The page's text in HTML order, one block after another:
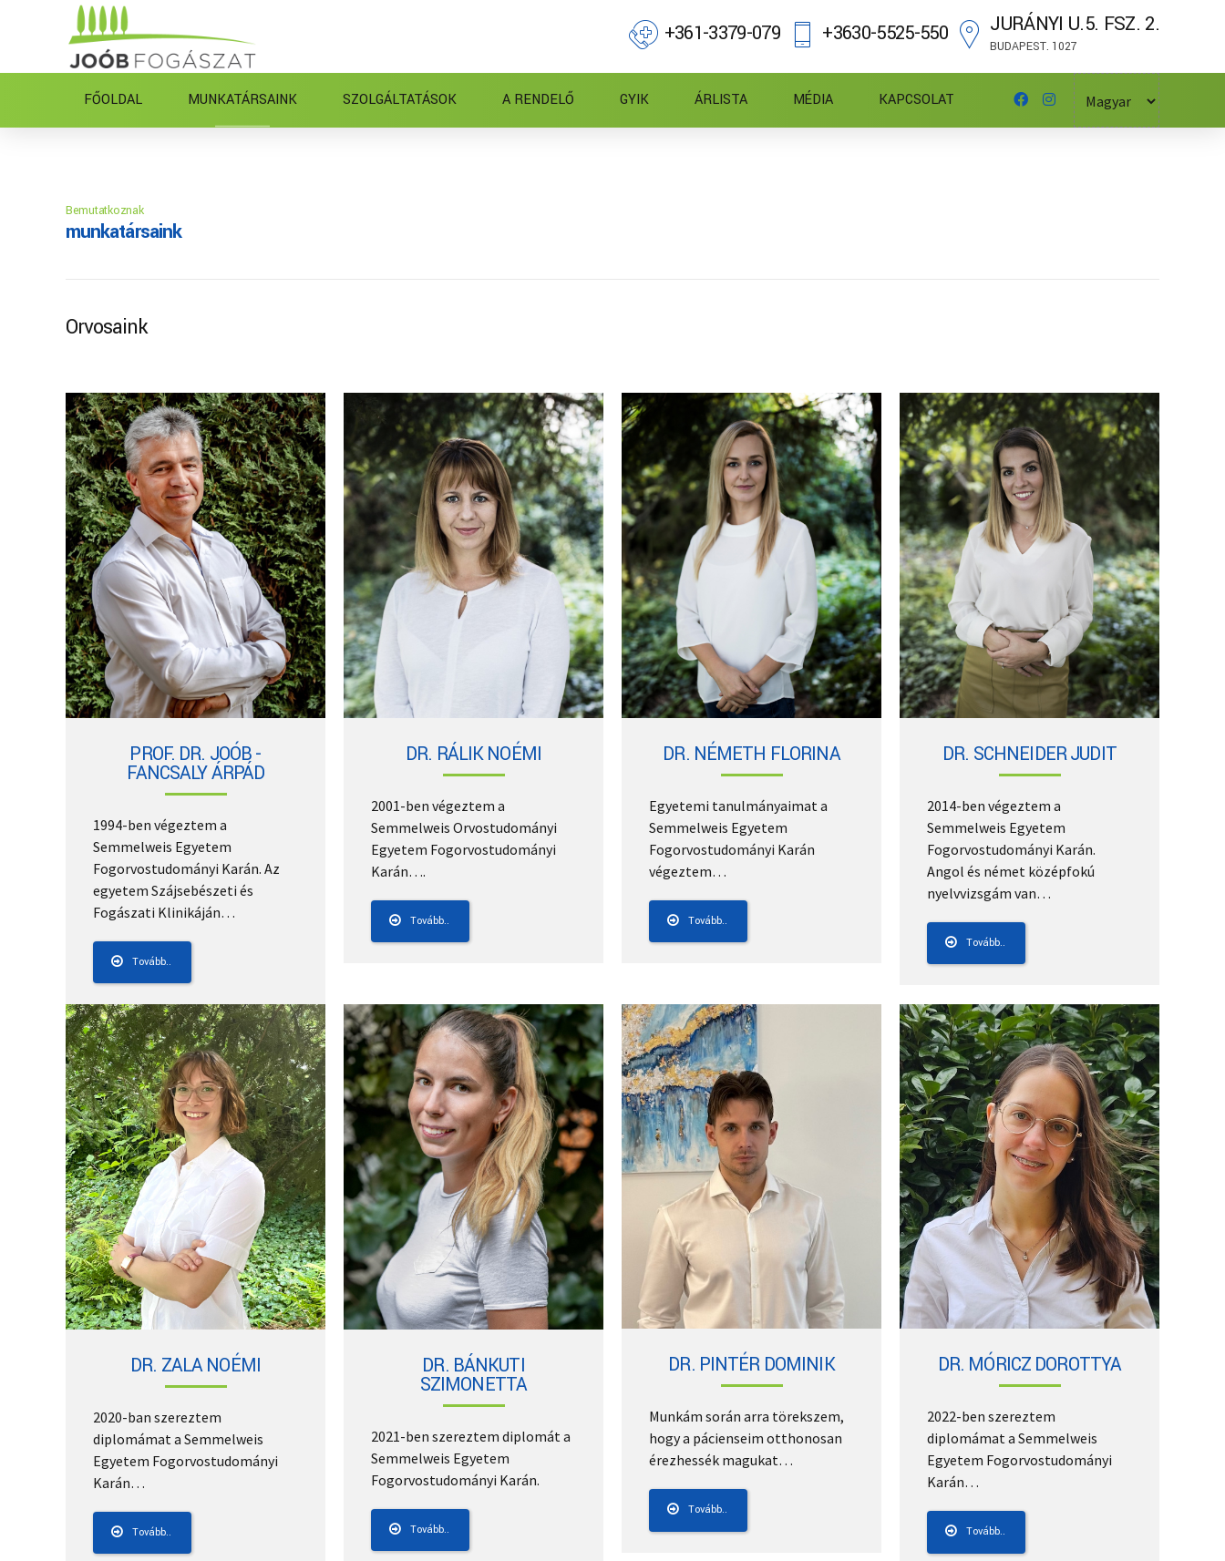
+361-3379-079 +3630-5525-550 JURÁNYI U.5. FSZ. 2.
BUDAPEST. 1027
FŐOLDAL MUNKATÁRSAINK SZOLGÁLTATÁSOK A RENDELŐ GYIK ÁRLISTA MÉDIA KAPCSOLAT
Bemutatkoznak
munkatársaink
Orvosaink
PROF. DR. JOÓB -
FANCSALY ÁRPÁD
1994-ben végeztem a
Semmelweis Egyetem
Fogorvostudományi Karán. Az
egyetem Szájsebészeti és
Fogászati Klinikáján…
Tovább..
DR. RÁLIK NOÉMI
2001-ben végeztem a
Semmelweis Orvostudományi
Egyetem Fogorvostudományi
Karán….
Tovább..
DR. NÉMETH FLORINA
Egyetemi tanulmányaimat a
Semmelweis Egyetem
Fogorvostudományi Karán
végeztem…
Tovább..
DR. SCHNEIDER JUDIT
2014-ben végeztem a
Semmelweis Egyetem
Fogorvostudományi Karán.
Angol és német középfokú
nyelvvizsgám van…
Tovább..
DR. ZALA NOÉMI
2020-ban szereztem
diplomámat a Semmelweis
Egyetem Fogorvostudományi
Karán…
Tovább..
DR. BÁNKUTI
SZIMONETTA
2021-ben szereztem diplomát a
Semmelweis Egyetem
Fogorvostudományi Karán.
Tovább..
DR. PINTÉR DOMINIK
Munkám során arra törekszem,
hogy a pácienseim otthonosan
érezhessék magukat…
Tovább..
DR. MÓRICZ DOROTTYA
2022-ben szereztem
diplomámat a Semmelweis
Egyetem Fogorvostudományi
Karán…
Tovább..